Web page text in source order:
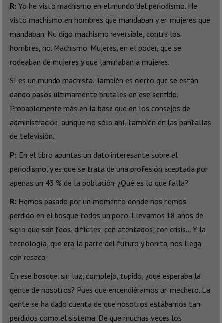
R: Yo he visto machismo en el mundo del periodismo. He
visto machismo en hombres que mandaban y en mujeres que
mandaban. No digo machismo reversible, contra los
hombres, no. Machismo. Mujeres, en el poder, que se
rodeaban de mujeres y que laminaban a mujeres.
Sí es un mundo machista. También es cierto que se están
dando pasos últimamente brutales en ese sentido.
Probablemente más en la base que en los consejos de
administración, aunque no sólo ahí, también en las pantallas
de televisión.
P: En el libro apuntas un dato interesante sobre el
periodismo, y es que se trata de una profesión aceptada por
apenas un 43 % de la población. ¿Qué es lo que falla?
R: Hemos pasado por un momento donde nos hemos
perdido en el bosque todos un poco. Llevamos 18 años de
siglo que son feos, difíciles, con atentados, con crisis… Y la
tecnología, que era la parte del futuro y bonita, nos llega
con resaca.
En ese bosque, sin luz, complejo, tupido, ¿qué esperaba la
gente de nosotros? Pues que encendiéramos un mechero. La
gente se ha dado cuenta de que nosotros estábamos tan
perdidos como el sistema. De que muchas veces los